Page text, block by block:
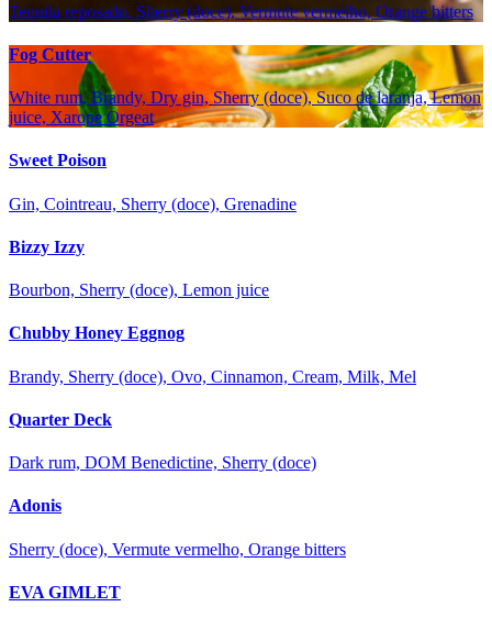
Tequila reposado, Sherry (doce), Vermute vermelho, Orange bitters
Fog Cutter
White rum, Brandy, Dry gin, Sherry (doce), Suco de laranja, Lemon
juice, Xarope Orgeat
Sweet Poison
Gin, Cointreau, Sherry (doce), Grenadine
Bizzy Izzy
Bourbon, Sherry (doce), Lemon juice
Chubby Honey Eggnog
Brandy, Sherry (doce), Ovo, Cinnamon, Cream, Milk, Mel
Quarter Deck
Dark rum, DOM Benedictine, Sherry (doce)
Adonis
Sherry (doce), Vermute vermelho, Orange bitters
EVA GIMLET